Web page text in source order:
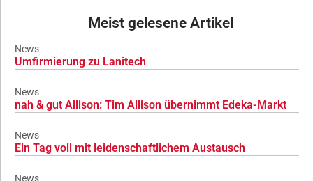
Meist gelesene Artikel
News
Umfirmierung zu Lanitech
News
nah & gut Allison: Tim Allison übernimmt Edeka-Markt
News
Ein Tag voll mit leidenschaftlichem Austausch
News